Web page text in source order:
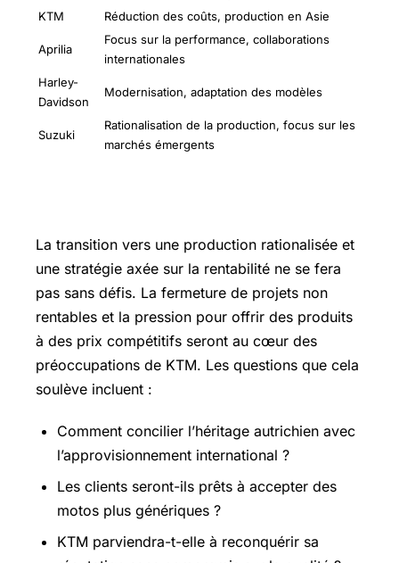
KTM
Réduction des coûts, production en Asie
Aprilia
Focus sur la performance, collaborations
internationales
Harley-
Davidson
Modernisation, adaptation des modèles
Suzuki
Rationalisation de la production, focus sur les
marchés émergents
La transition vers une production rationalisée et
une stratégie axée sur la rentabilité ne se fera
pas sans défis. La fermeture de projets non
rentables et la pression pour offrir des produits
à des prix compétitifs seront au cœur des
préoccupations de KTM. Les questions que cela
soulève incluent :
Comment concilier l’héritage autrichien avec
l’approvisionnement international ?
Les clients seront-ils prêts à accepter des
motos plus génériques ?
KTM parviendra-t-elle à reconquérir sa